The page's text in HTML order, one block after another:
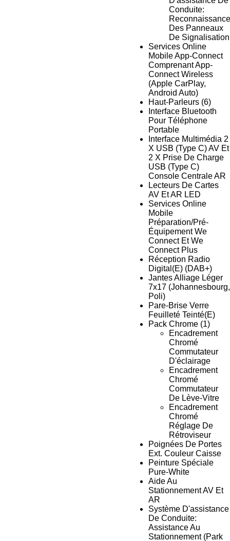
Conduite:
Reconnaissance
Des Panneaux
De Signalisation
Services Online
Mobile App-Connect
Comprenant App-
Connect Wireless
(Apple CarPlay,
Android Auto)
Haut-Parleurs (6)
Interface Bluetooth
Pour Téléphone
Portable
Interface Multimédia 2
X USB (Type C) AV Et
2 X Prise De Charge
USB (Type C)
Console Centrale AR
Lecteurs De Cartes
AV Et AR LED
Services Online
Mobile
Préparation/Pré-
Équipement We
Connect Et We
Connect Plus
Réception Radio
Digital(E) (DAB+)
Jantes Alliage Léger
7x17 (Johannesbourg,
Poli)
Pare-Brise Verre
Feuilleté Teinté(E)
Pack Chrome (1)
Encadrement
Chromé
Commutateur
D'éclairage
Encadrement
Chromé
Commutateur
De Lève-Vitre
Encadrement
Chromé
Réglage De
Rétroviseur
Poignées De Portes
Ext. Couleur Caisse
Peinture Spéciale
Pure-White
Aide Au
Stationnement AV Et
AR
Système D'assistance
De Conduite:
Assistance Au
Stationnement (Park